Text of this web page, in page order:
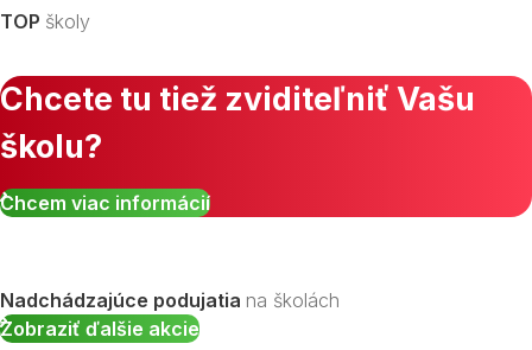
TOP školy
Chcete tu tiež zviditeľniť Vašu
školu?
Chcem viac informácií
Nadchádzajúce podujatia na školách
Zobraziť ďalšie akcie